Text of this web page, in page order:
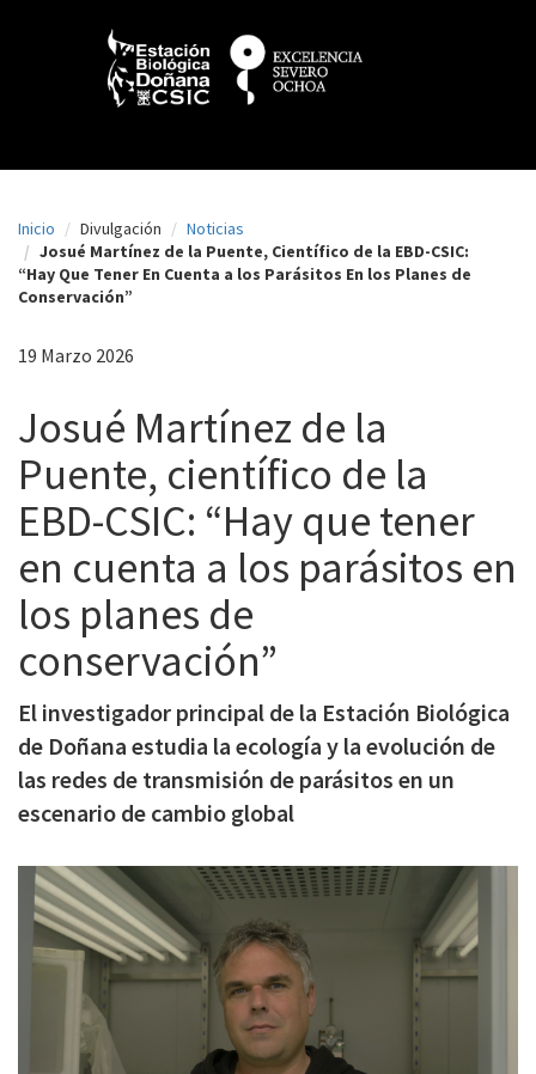
g
Inicio Divulgación
Noticias
Josué Martínez de la Puente, Científico de la EBD-CSIC:
“Hay Que Tener En Cuenta a los Parásitos En los Planes de
Conservación”
19 Marzo 2026
Josué Martínez de la
Puente, científico de la
EBD-CSIC: “Hay que tener
en cuenta a los parásitos en
los planes de
conservación”
El investigador principal de la Estación Biológica
de Doñana estudia la ecología y la evolución de
las redes de transmisión de parásitos en un
escenario de cambio global